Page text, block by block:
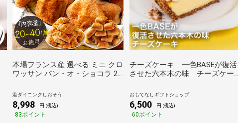
本場フランス産 選べる ミニ クロ
ワッサン パン・オ・ショコラ 20
つ パンオショコラ 菓子パン サン
ドイッチ 冷凍 お徳用 業務用 フ
ランス チョコレート スイーツ ギ
フト
港ダイニングしおそう
8,998 円 (税込)
83ポイント
チーズケーキ 一色BASEが復活
させた六本木の味 チーズケー
おもてなしギフトショップ
6,500 円 (税込)
60ポイント